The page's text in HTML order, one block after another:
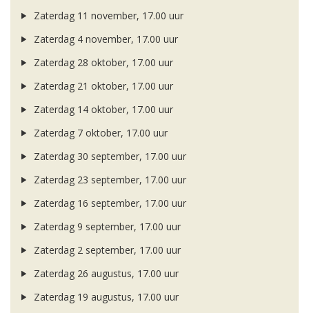
Zaterdag 11 november, 17.00 uur
Zaterdag 4 november, 17.00 uur
Zaterdag 28 oktober, 17.00 uur
Zaterdag 21 oktober, 17.00 uur
Zaterdag 14 oktober, 17.00 uur
Zaterdag 7 oktober, 17.00 uur
Zaterdag 30 september, 17.00 uur
Zaterdag 23 september, 17.00 uur
Zaterdag 16 september, 17.00 uur
Zaterdag 9 september, 17.00 uur
Zaterdag 2 september, 17.00 uur
Zaterdag 26 augustus, 17.00 uur
Zaterdag 19 augustus, 17.00 uur